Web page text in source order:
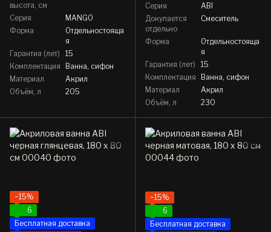
высота, см
Серия
MANGO
Форма
Отдельностояща
я
Гарантия (лет)
15
Комплектация
Ванна, сифон
Материал
Акрил
Объём, л
205
Серия
ABI
Докупается
отдельно
Смеситель
Форма
Отдельностояща
я
Гарантия (лет)
15
Комплектация
Ванна, сифон
Материал
Акрил
Объём, л
230
−15%
6
Бесплатная доставка
−15%
6
Бесплатная доставка